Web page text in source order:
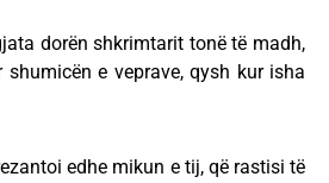
dorën shkrimtarit tonë të madh,
e veprave, qysh kur isha
edhe mikun e tij, që rastisi të